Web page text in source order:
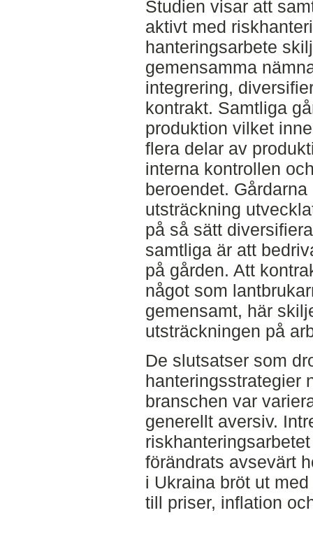
Studien visar att
aktivt med
hanteringsarbete
gemensamma
integrering,
kontrakt. Samtliga
produktion vilket
flera delar av
interna kontrollen
beroendet.
utsträckning
på så sätt
samtliga är att
på gården. Att
något som
gemensamt, här
utsträckningen på
De slutsatser som
hanteringsstrategier
branschen var
generellt aversiv.
förändrats avsevärt
i Ukraina bröt ut
till priser, inflation